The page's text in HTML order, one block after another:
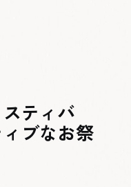
ティバ
ブなお祭